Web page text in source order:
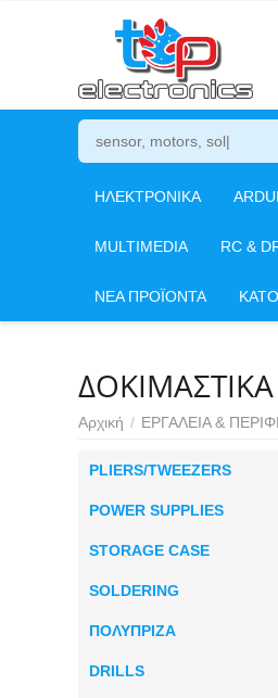
ΗΛΕΚΤΡΟΝΙΚΑ
MULTIMEDIA RC &
ΝΕΑ ΠΡΟΪΟΝΤΑ
ΔΟΚΙΜΑΣΤΙΚΑ
Αρχική / ΕΡΓΑΛΕΙΑ &
PLIERS/TWEEZERS
POWER SUPPLIES
STORAGE CASE
SOLDERING
ΠΟΛΥΠΡΙΖΑ
DRILLS